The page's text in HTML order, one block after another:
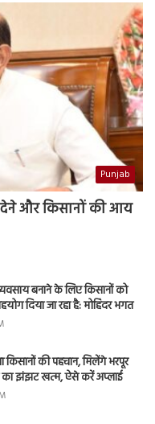
Punjab
देने और किसानों की आय
बनाने के लिए किसानों को
दिया जा रहा है: मोहिंदर भगत
की पहचान, मिलेंगे भरपूर
का झंझट खत्म, ऐसे करें अप्लाई